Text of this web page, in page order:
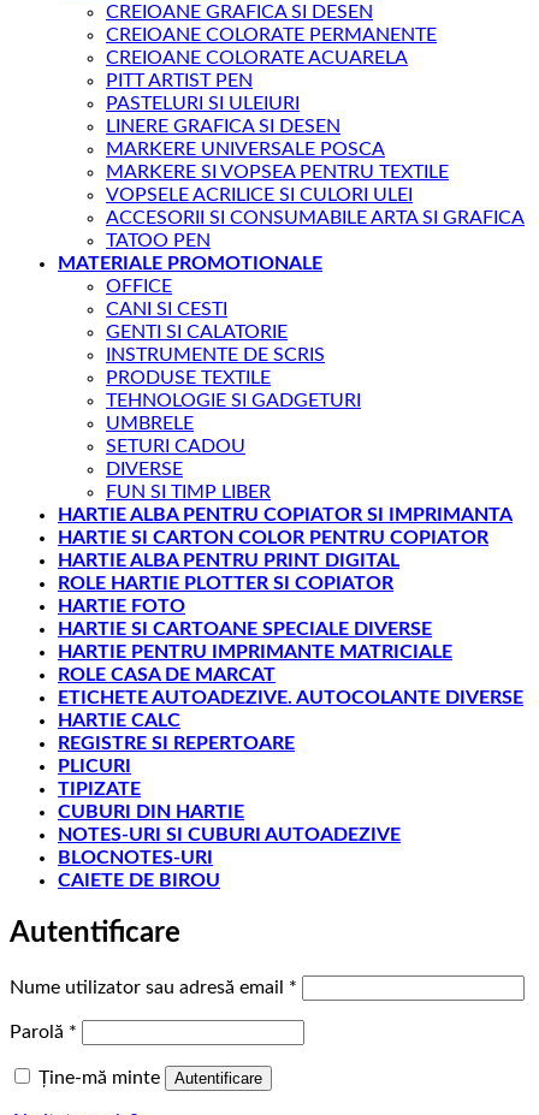
CREIOANE GRAFICA SI DESEN
CREIOANE COLORATE PERMANENTE
CREIOANE COLORATE ACUARELA
PITT ARTIST PEN
PASTELURI SI ULEIURI
LINERE GRAFICA SI DESEN
MARKERE UNIVERSALE POSCA
MARKERE SI VOPSEA PENTRU TEXTILE
VOPSELE ACRILICE SI CULORI ULEI
ACCESORII SI CONSUMABILE ARTA SI GRAFICA
TATOO PEN
MATERIALE PROMOTIONALE
OFFICE
CANI SI CESTI
GENTI SI CALATORIE
INSTRUMENTE DE SCRIS
PRODUSE TEXTILE
TEHNOLOGIE SI GADGETURI
UMBRELE
SETURI CADOU
DIVERSE
FUN SI TIMP LIBER
HARTIE ALBA PENTRU COPIATOR SI IMPRIMANTA
HARTIE SI CARTON COLOR PENTRU COPIATOR
HARTIE ALBA PENTRU PRINT DIGITAL
ROLE HARTIE PLOTTER SI COPIATOR
HARTIE FOTO
HARTIE SI CARTOANE SPECIALE DIVERSE
HARTIE PENTRU IMPRIMANTE MATRICIALE
ROLE CASA DE MARCAT
ETICHETE AUTOADEZIVE. AUTOCOLANTE DIVERSE
HARTIE CALC
REGISTRE SI REPERTOARE
PLICURI
TIPIZATE
CUBURI DIN HARTIE
NOTES-URI SI CUBURI AUTOADEZIVE
BLOCNOTES-URI
CAIETE DE BIROU
Autentificare
Nume utilizator sau adresă email *
Parolă *
Ține-mă minte Autentificare